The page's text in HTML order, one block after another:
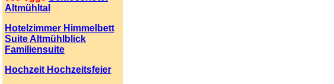
Altmühltal
Hotelzimmer Himmelbett
Suite Altmühlblick
Familiensuite
Hochzeit Hochzeitsfeier